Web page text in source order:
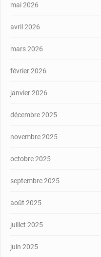
mai 2026
avril 2026
mars 2026
février 2026
janvier 2026
décembre 2025
novembre 2025
octobre 2025
septembre 2025
août 2025
juillet 2025
juin 2025